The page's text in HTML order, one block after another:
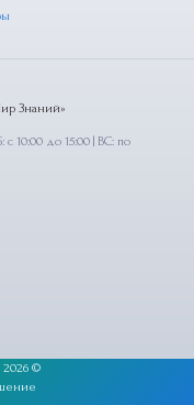
Знаний»
с 10:00 до 15:00 | ВС: по
©